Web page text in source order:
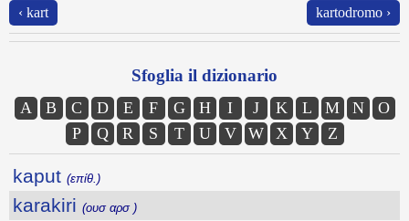
‹ kart kartodromo ›
Sfoglia il dizionario
A B C D E F G H I J K L M N
O
P
Q R S T U V W X Y Z
kaput (επίθ.)
karakiri (ουσ αρσ )